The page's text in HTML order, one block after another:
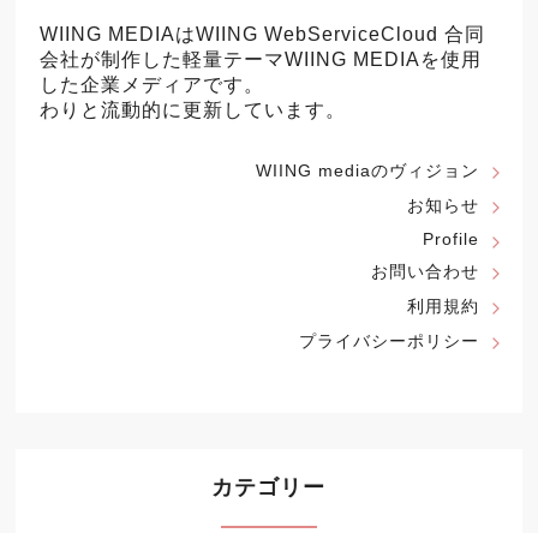
WIING MEDIAはWIING WebServiceCloud 合同
会社が制作した軽量テーマWIING MEDIA を使用
した企業メディアです。
わりと流動的に更新しています。
WIING mediaのヴィジョン
お知らせ
Profile
お問い合わせ
利用規約
プライバシーポリシー
カテゴリー